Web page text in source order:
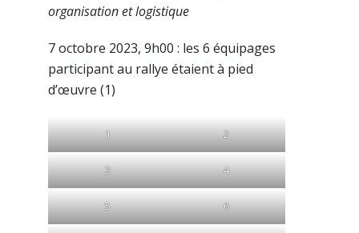
organisation et logistique
7 octobre 2023, 9h00 : les 6 équipages
participant au rallye étaient à pied
d’œuvre (1)
1 2
3 4
5 6